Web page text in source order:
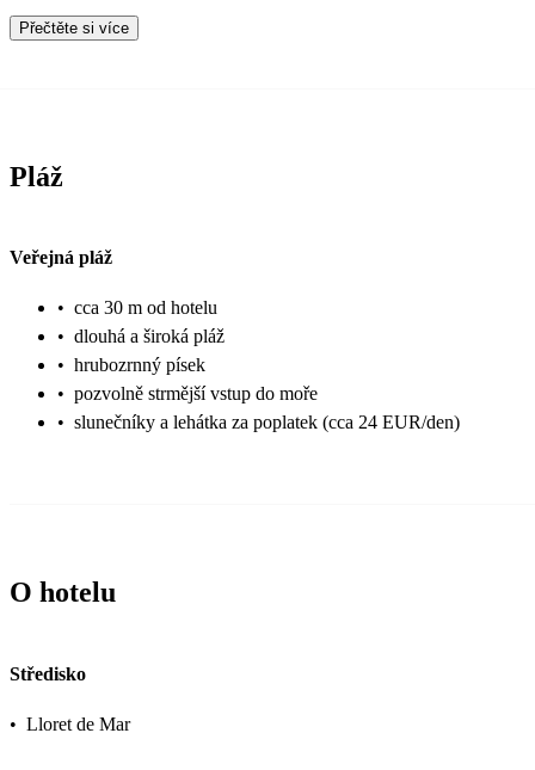
Přečtěte si více
Pláž
Veřejná pláž
• cca 30 m od hotelu
• dlouhá a široká pláž
• hrubozrnný písek
• pozvolně strmější vstup do moře
• slunečníky a lehátka za poplatek (cca 24 EUR/den)
O hotelu
Středisko
• Lloret de Mar